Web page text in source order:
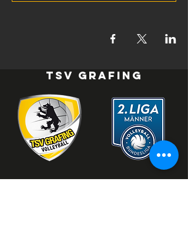
TSV Grafing